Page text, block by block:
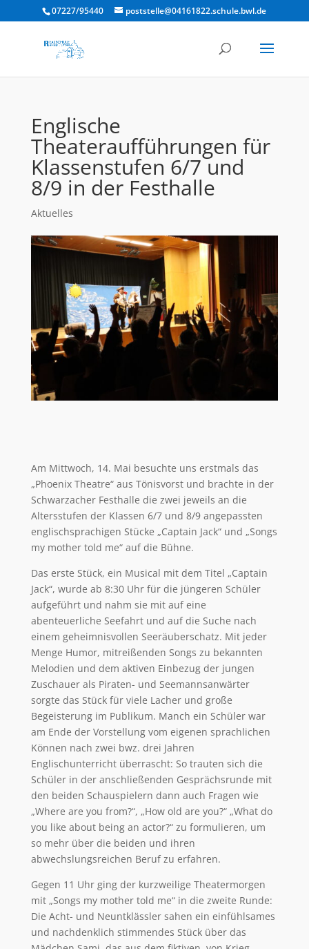
07227/95440 poststelle@04161822.schule.bwl.de
Englische
Theateraufführungen für
Klassenstufen 6/7 und
8/9 in der Festhalle
Aktuelles
Am Mittwoch, 14. Mai besuchte uns erstmals das
„Phoenix Theatre“ aus Tönisvorst und brachte in der
Schwarzacher Festhalle die zwei jeweils an die
Altersstufen der Klassen 6/7 und 8/9 angepassten
englischsprachigen Stücke „Captain Jack“ und „Songs
my mother told me“ auf die Bühne.
Das erste Stück, ein Musical mit dem Titel „Captain
Jack“, wurde ab 8:30 Uhr für die jüngeren Schüler
aufgeführt und nahm sie mit auf eine
abenteuerliche Seefahrt und auf die Suche nach
einem geheimnisvollen Seeräuberschatz. Mit jeder
Menge Humor, mitreißenden Songs zu bekannten
Melodien und dem aktiven Einbezug der jungen
Zuschauer als Piraten- und Seemannsanwärter
sorgte das Stück für viele Lacher und große
Begeisterung im Publikum. Manch ein Schüler war
am Ende der Vorstellung vom eigenen sprachlichen
Können nach zwei bwz. drei Jahren
Englischunterricht überrascht: So trauten sich die
Schüler in der anschließenden Gesprächsrunde mit
den beiden Schauspielern dann auch Fragen wie
„Where are you from?“, „How old are you?“ „What do
you like about being an actor?“ zu formulieren, um
so mehr über die beiden und ihren
abwechslungsreichen Beruf zu erfahren.
Gegen 11 Uhr ging der kurzweilige Theatermorgen
mit „Songs my mother told me“ in die zweite Runde:
Die Acht- und Neuntklässler sahen ein einfühlsames
und nachdenklich stimmendes Stück über das